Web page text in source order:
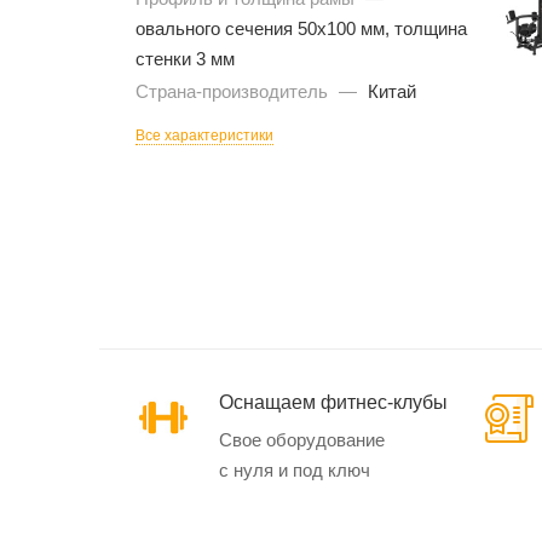
тренажеры
овального сечения 50х100 мм, толщина
стенки 3 мм
Страна-производитель — Китай
Все характеристики
Оснащаем фитнес-клубы
Свое оборудование
с нуля и под ключ